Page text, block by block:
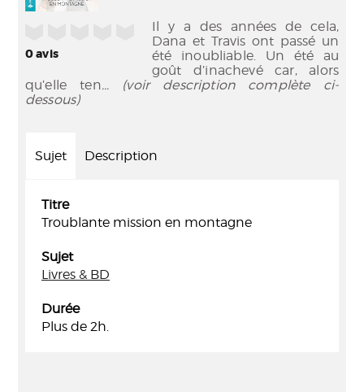
0avis
Il y a des années de cela,
Dana et Travis ont passé un
été inoubliable. Un été au
goût d’inachevé car, alors
qu’elle ten... (voir description complète ci-
dessous)
Sujet Description
Titre
Troublante mission en montagne
Sujet
Livres & BD
Durée
Plus de 2h.